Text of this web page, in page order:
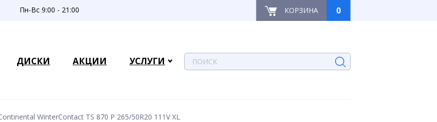
Пн-Вс 9:00 - 21:00 КОРЗИНА 0
ДИСКИ АКЦИИ УСЛУГИ
WinterContact TS 870 P 265/50R20 111V XL